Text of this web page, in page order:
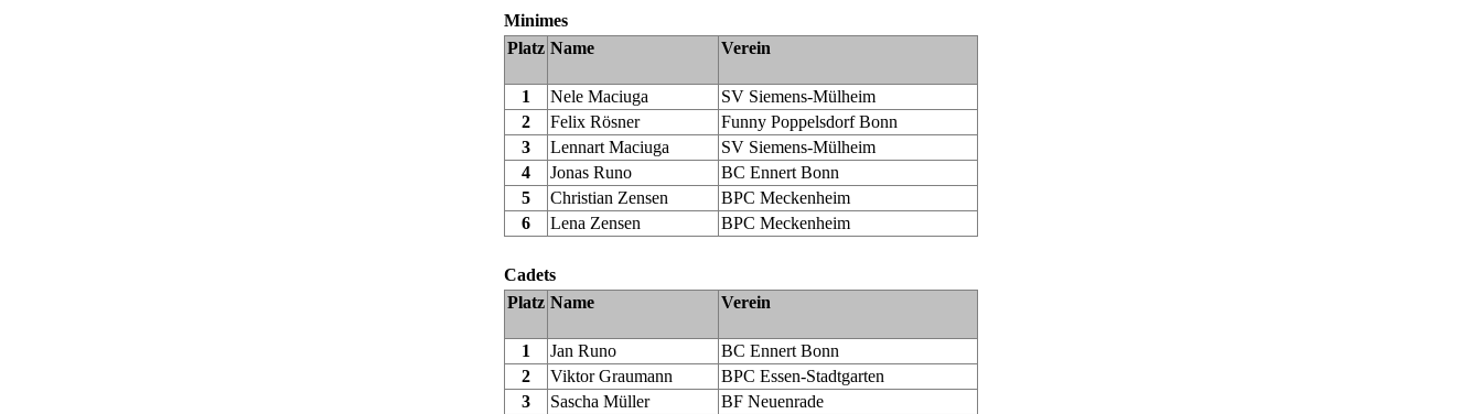
Minimes
Platz Name Verein
1 Nele Maciuga
SV Siemens-Mülheim
2
Felix Rösner
Funny Poppelsdorf Bonn
3
Lennart Maciuga
SV Siemens-Mülheim
4
Jonas Runo
BC Ennert Bonn
5
Christian Zensen
BPC Meckenheim
6
Lena Zensen BPC Meckenheim
Cadets
Platz Name Verein
1 Jan Runo
BC Ennert Bonn
2
Viktor Graumann
BPC Essen-Stadtgarten
3
Sascha Müller
BF Neuenrade